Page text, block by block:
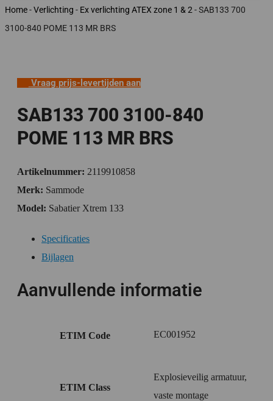
Home-Verlichting - Ex verlichting ATEX zone 1 & 2 -SAB133 700
3100-840 POME 113 MR BRS
Vraag prijs-levertijden aan
SAB133 700 3100-840
POME 113 MR BRS
Artikelnummer: 2119910858
Merk: Sammode
Model: Sabatier Xtrem 133
Specificaties
Bijlagen
Aanvullende informatie
ETIM Code EC001952
ETIM Class
Explosieveilig armatuur,
vaste montage